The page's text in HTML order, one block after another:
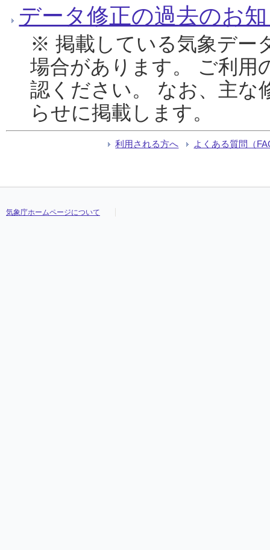
データ修正の過去のお
※ 掲載している気象デー
場合があります。 ご利用
認ください。 なお、主な
らせに掲載します。
利用される方へ よくある質問（
気象庁ホームページについて